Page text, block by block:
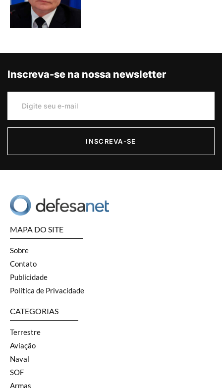
Inscreva-se na nossa newsletter
INSCREVA-SE
MAPA DO SITE
Sobre
Contato
Publicidade
Política de Privacidade
CATEGORIAS
Terrestre
Aviação
Naval
SOF
Armas